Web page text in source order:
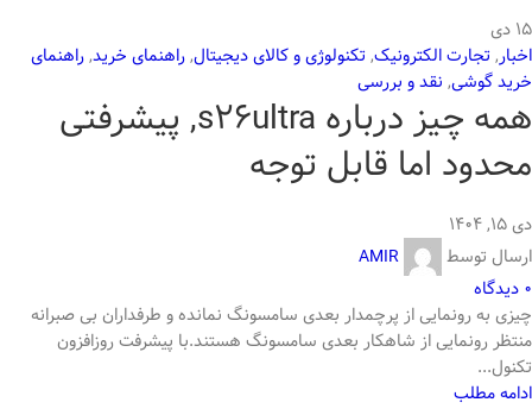
15 دی
اخبار, تجارت الکترونیک, تکنولوژی و کالای دیجیتال,راهنمای خرید,راهنمای
خرید گوشی, نقد و بررسی
همه چیز درباره s26ultra, پیشرفتی
محدود اما قابل توجه
دی ۱۵, ۱۴۰۴
ارسال توسط
AMIR
0 دیدگاه
چیزی به رونمایی از پرچمدار بعدی سامسونگ نمانده و طرفداران بی صبرانه
منتظر رونمایی از شاهکار بعدی سامسونگ هستند.با پیشرفت روزافزون
تکنول...
ادامه مطلب